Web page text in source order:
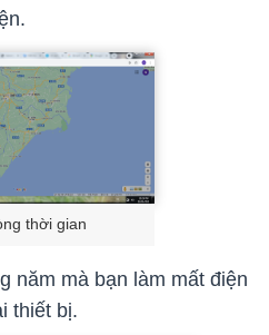
thời gian
năm mà bạn làm mất điện
thiết bị.